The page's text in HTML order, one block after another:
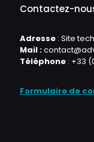
Contactez-
Adresse : Site
Mail :
Téléphone : +33
Formulaire de